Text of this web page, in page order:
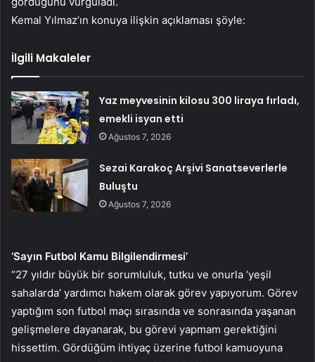
Kemal Yılmaz’ın konuya ilişkin açıklaması şöyle:
İlgili Makaleler
Yaz meyvesinin kilosu 300 liraya fırladı,
emekli isyan etti
Ağustos 7, 2026
Sezai Karakoç Arşivi Sanatseverlerle
Buluştu
Ağustos 7, 2026
‘Sayın Futbol Kamu Bilgilendirmesi’
“27 yıldır büyük bir sorumluluk, tutku ve onurla ‘yeşil
sahalarda’ yardımcı hakem olarak görev yapıyorum. Görev
yaptığım son futbol maçı sırasında ve sonrasında yaşanan
gelişmelere dayanarak, bu görevi yapmam gerektiğini
hissettim. Gördüğüm ihtiyaç üzerine futbol kamuoyuna